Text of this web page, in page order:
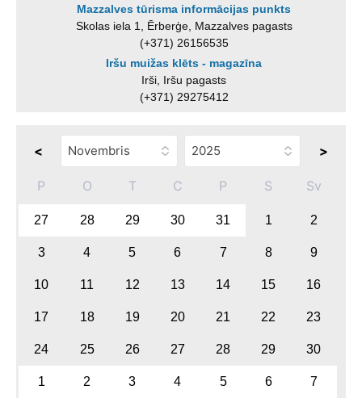
Mazzalves tūrisma informācijas punkts
Skolas iela 1, Ērberģe, Mazzalves pagasts
(+371) 26156535
Iršu muižas klēts - magazīna
Irši, Iršu pagasts
(+371) 29275412
< >
P O T C P S Sv
27 28 29 30 31 1 2
3 4 5 6 7 8 9
10 11 12 13 14 15 16
17 18 19 20 21 22 23
24 25 26 27 28 29 30
1 2 3 4 5 6 7